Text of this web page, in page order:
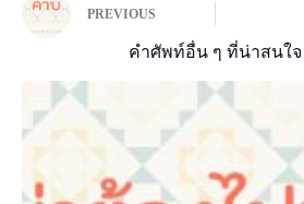
PREVIOUS
คำศัพท์อื่น ๆ ที่น่าสนใจ